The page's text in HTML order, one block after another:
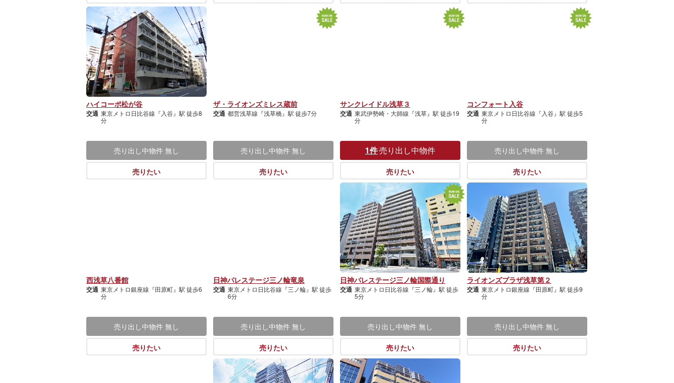
ハイコーポ松が谷
交通 東京メトロ日比谷線『入谷』駅 徒歩8
分
ザ・ライオンズミレス蔵前
交通 都営浅草線『浅草橋』駅 徒歩7分
サンクレイドル浅草３
交通 東武伊勢崎・大師線『浅草』駅 徒歩19
分
コンフォート入谷
交通 東京メトロ日比谷線『入谷』駅 徒歩5
分
西浅草八番館
売り出し中物件 無し
売りたい
交通 東京メトロ銀座線『田原町』駅 徒歩6
分
日神パレステージ三ノ輪竜泉
売り出し中物件 無し
売りたい
交通 東京メトロ日比谷線『三ノ輪』駅 徒歩
6分
日神パレステージ三ノ輪国際通り
1件売り出し中物件
売りたい
交通 東京メトロ日比谷線『三ノ輪』駅 徒歩
5分
ライオンズプラザ浅草第２
売り出し中物件 無し
売りたい
交通 東京メトロ銀座線『田原町』駅 徒歩9
分
売り出し中物件 無し
売りたい
売り出し中物件 無し
売りたい
売り出し中物件 無し
売りたい
売り出し中物件 無し
売りたい